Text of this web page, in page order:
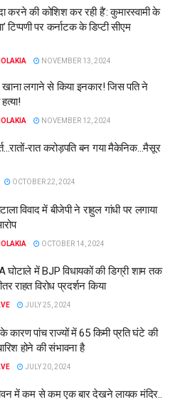
करने की कोशिश कर रही है’: कुमारस्वामी के
टिप्पणी पर कर्नाटक के डिप्टी सीएम
NOVEMBER 13, 2024
खाना लगाने से किया इनकार! जिस पति ने
NOVEMBER 12, 2024
रात करोड़पति बन गया मैकेनिक…मैसूर
OCTOBER 22, 2024
विवाद में बीजेपी ने राहुल गांधी पर लगाया
OCTOBER 14, 2024
घोटाले में BJP विधायकों की डिग्री शाम तक
राहत विरोध प्रदर्शन किया
JULY 25, 2024
कारण पांच राज्यों में 65 किमी प्रति घंटे की
होने की संभावना है
JULY 20, 2024
में कम से कम एक बार देखने लायक मंदिर..